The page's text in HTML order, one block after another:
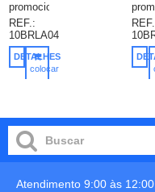
promocional
com
borracha,
Redondo,
resina,
grafite
e com
escrita
macia,
apagabilidade,
REF.:
10BRLA04
DETALHES
colocar
com
grafite
e
Atendimento 9:00 às